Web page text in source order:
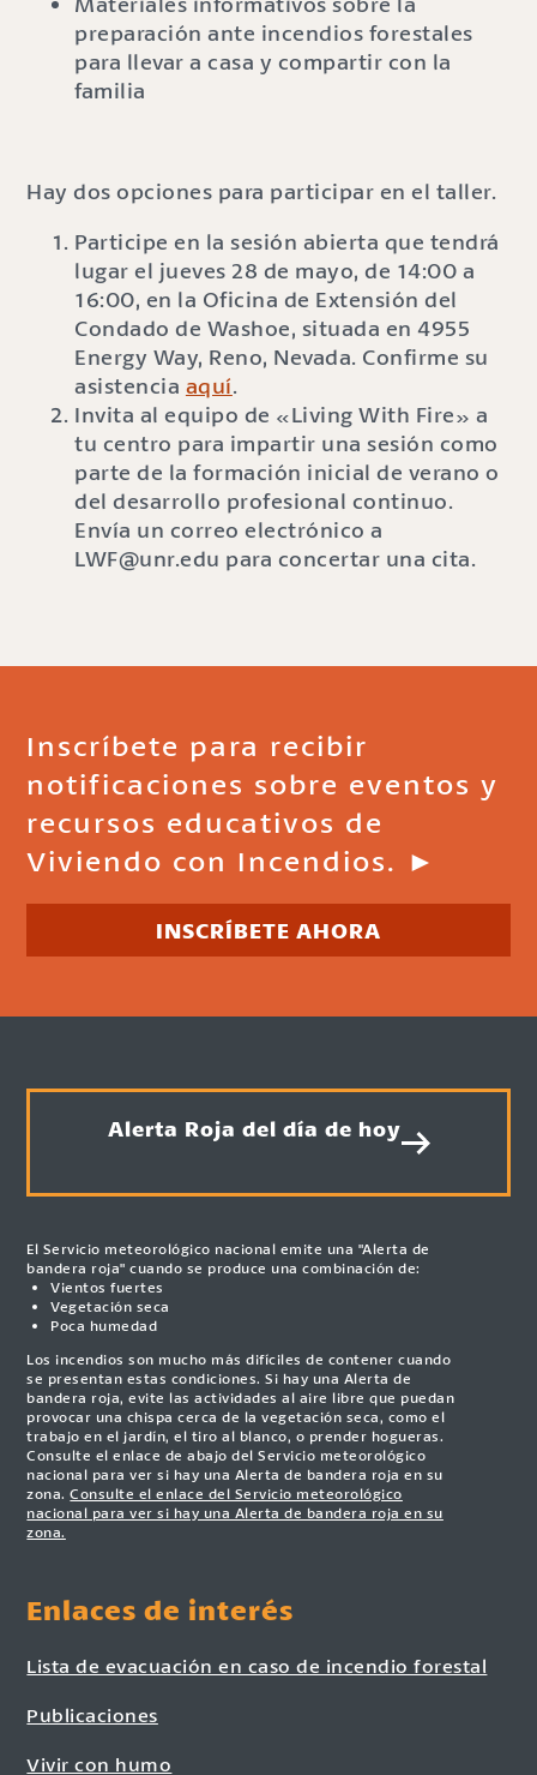
preparación ante incendios forestales
para llevar a casa y compartir con la
familia
Hay dos opciones para participar en el taller.
Participe en la sesión abierta que tendrá
lugar el jueves 28 de mayo, de 14:00 a
16:00, en la Oficina de Extensión del
Condado de Washoe, situada en 4955
Energy Way, Reno, Nevada. Confirme su
asistencia aquí.
Invita al equipo de «Living With Fire» a
tu centro para impartir una sesión como
parte de la formación inicial de verano o
del desarrollo profesional continuo.
Envía un correo electrónico a
LWF@unr.edu para concertar una cita.
Inscríbete para recibir
notificaciones sobre eventos y
recursos educativos de
Viviendo con Incendios. ►
INSCRÍBETE AHORA
Alerta Roja del día de hoy
El Servicio meteorológico nacional emite una "Alerta de
bandera roja" cuando se produce una combinación de:
Vientos fuertes
Vegetación seca
Poca humedad
Los incendios son mucho más difíciles de contener cuando
se presentan estas condiciones. Si hay una Alerta de
bandera roja, evite las actividades al aire libre que puedan
provocar una chispa cerca de la vegetación seca, como el
trabajo en el jardín, el tiro al blanco, o prender hogueras.
Consulte el enlace de abajo del Servicio meteorológico
nacional para ver si hay una Alerta de bandera roja en su
zona.Consulte el enlace del Servicio meteorológico
nacional para ver si hay una Alerta de bandera roja en su
zona.
Enlaces de interés
Lista de evacuación en caso de incendio forestal
Publicaciones
Vivir con humo